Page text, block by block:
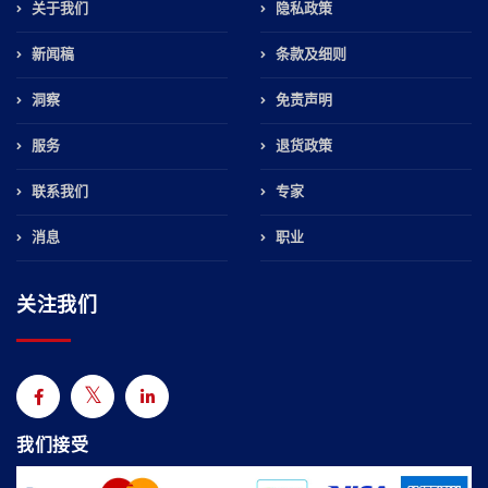
关于我们
新闻稿
洞察
服务
联系我们
消息
隐私政策
条款及细则
免责声明
退货政策
专家
职业
关注我们
我们接受